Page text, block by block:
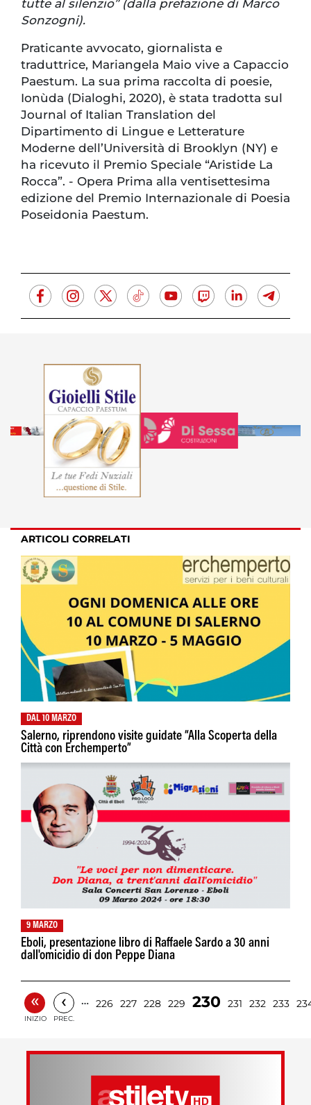
tutte al silenzio” (dalla prefazione di Marco
Sonzogni).
Praticante avvocato, giornalista e
traduttrice, Mariangela Maio vive a Capaccio
Paestum. La sua prima raccolta di poesie,
Ionùda (Dialoghi, 2020), è stata tradotta sul
Journal of Italian Translation del
Dipartimento di Lingue e Letterature
Moderne dell’Università di Brooklyn (NY) e
ha ricevuto il Premio Speciale “Aristide La
Rocca”. - Opera Prima alla ventisettesima
edizione del Premio Internazionale di Poesia
Poseidonia Paestum.
ARTICOLI CORRELATI
DAL 10 MARZO
Salerno, riprendono visite guidate “Alla Scoperta della
Città con Erchemperto”
9 MARZO
Eboli, presentazione libro di Raffaele Sardo a 30 anni
dall'omicidio di don Peppe Diana
«
INIZIO
‹
PREC.
… 226 227 228 229 230 231 232 233